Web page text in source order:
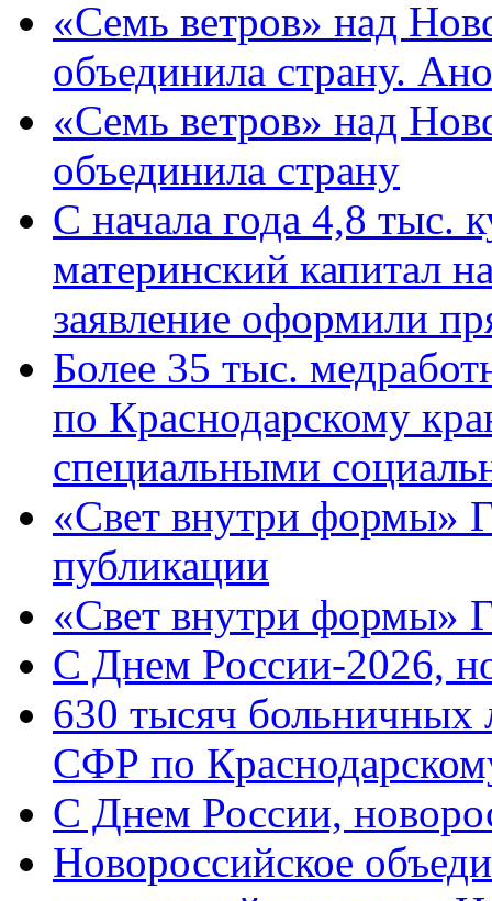
«Семь ветров» над
объединила страну.
«Семь ветров» над
объединила страну
С начала года 4,8 тыс.
материнский капитал
заявление оформили
Более 35 тыс.
по Краснодарскому
специальными
«Свет внутри формы»
публикации
«Свет внутри формы»
C Днем России-2026,
630 тысяч больничных
СФР по
C Днем России,
Новороссийское